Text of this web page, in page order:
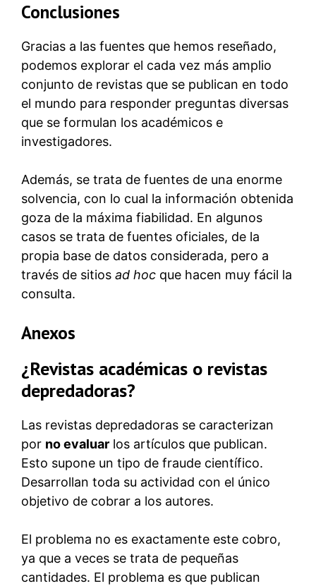
Conclusiones
Gracias a las fuentes que hemos reseñado,
podemos explorar el cada vez más amplio
conjunto de revistas que se publican en todo
el mundo para responder preguntas diversas
que se formulan los académicos e
investigadores.
Además, se trata de fuentes de una enorme
solvencia, con lo cual la información obtenida
goza de la máxima fiabilidad. En algunos
casos se trata de fuentes oficiales, de la
propia base de datos considerada, pero a
través de sitios ad hoc que hacen muy fácil la
consulta.
Anexos
¿Revistas académicas o revistas
depredadoras?
Las revistas depredadoras se caracterizan
por no evaluar los artículos que publican.
Esto supone un tipo de fraude científico.
Desarrollan toda su actividad con el único
objetivo de cobrar a los autores.
El problema no es exactamente este cobro,
ya que a veces se trata de pequeñas
cantidades. El problema es que publican